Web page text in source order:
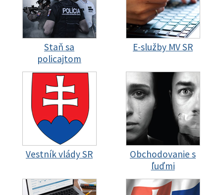
Staň sa
policajtom
E-služby MV SR
Vestník vlády SR
Obchodovanie s
ľuďmi